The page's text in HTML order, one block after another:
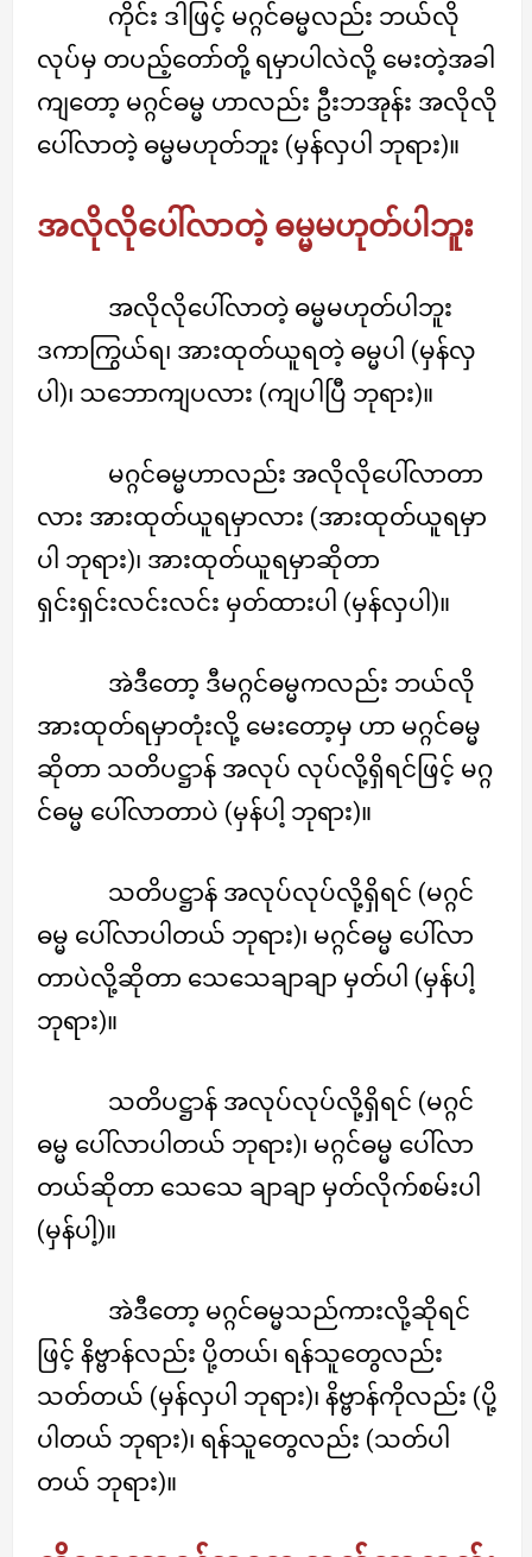
ကိုင်း ဒါဖြင့် မဂ္ဂင်ဓမ္မလည်း ဘယ်လို
လုပ်မှ တပည့်တော်တို့ ရမှာပါလဲလို့ မေးတဲ့အခါ
ကျတော့ မဂ္ဂင်ဓမ္မ ဟာလည်း ဦးဘအုန်း အလိုလို
ပေါ်လာတဲ့ ဓမ္မမဟုတ်ဘူး (မှန်လှပါ ဘုရား)။
အလိုလိုပေါ်လာတဲ့ ဓမ္မမဟုတ်ပါဘူး
အလိုလိုပေါ်လာတဲ့ ဓမ္မမဟုတ်ပါဘူး
ဒကာကြွယ်ရ၊ အားထုတ်ယူရတဲ့ ဓမ္မပါ (မှန်လှ
ပါ)၊ သဘောကျပလား (ကျပါပြီ ဘုရား)။
မဂ္ဂင်ဓမ္မဟာလည်း အလိုလိုပေါ်လာတာ
လား အားထုတ်ယူရမှာလား (အားထုတ်ယူရမှာ
ပါ ဘုရား)၊ အားထုတ်ယူရမှာဆိုတာ
ရှင်းရှင်းလင်းလင်း မှတ်ထားပါ (မှန်လှပါ)။
အဲဒီတော့ ဒီမဂ္ဂင်ဓမ္မကလည်း ဘယ်လို
အားထုတ်ရမှာတုံးလို့ မေးတော့မှ ဟာ မဂ္ဂင်ဓမ္မ
ဆိုတာ သတိပဋ္ဌာန် အလုပ် လုပ်လို့ရှိရင်ဖြင့် မဂ္ဂ
င်ဓမ္မ ပေါ်လာတာပဲ (မှန်ပါ့ ဘုရား)။
သတိပဋ္ဌာန် အလုပ်လုပ်လို့ရှိရင် (မဂ္ဂင်
ဓမ္မ ပေါ်လာပါတယ် ဘုရား)၊ မဂ္ဂင်ဓမ္မ ပေါ်လာ
တာပဲလို့ဆိုတာ သေသေချာချာ မှတ်ပါ (မှန်ပါ့
ဘုရား)။
သတိပဋ္ဌာန် အလုပ်လုပ်လို့ရှိရင် (မဂ္ဂင်
ဓမ္မ ပေါ်လာပါတယ် ဘုရား)၊ မဂ္ဂင်ဓမ္မ ပေါ်လာ
တယ်ဆိုတာ သေသေ ချာချာ မှတ်လိုက်စမ်းပါ
(မှန်ပါ့)။
အဲဒီတော့ မဂ္ဂင်ဓမ္မသည်ကားလို့ဆိုရင်
ဖြင့် နိဗ္ဗာန်လည်း ပို့တယ်၊ ရန်သူတွေလည်း
သတ်တယ် (မှန်လှပါ ဘုရား)၊ နိဗ္ဗာန်ကိုလည်း (ပို့
ပါတယ် ဘုရား)၊ ရန်သူတွေလည်း (သတ်ပါ
တယ် ဘုရား)။